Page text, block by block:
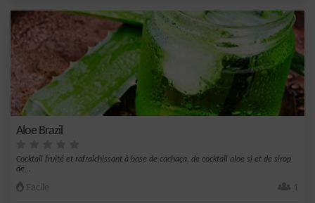
Aloe Brazil
Cocktail fruité et rafraîchissant à base de cachaça, de cocktail aloe si et de sirop
de...
Facile 1